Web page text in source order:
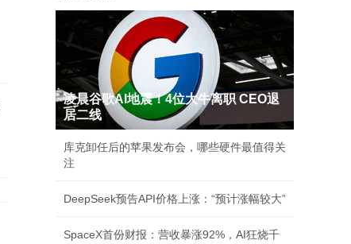
凌晨谷歌AI地震！4位大牛离职 CEO退
居二线
库克卸任后的苹果发布会，哪些硬件最值得关
注
DeepSeek预告API价格上涨：“预计涨幅较大”
SpaceX首份财报：营收暴涨92%，AI狂烧千